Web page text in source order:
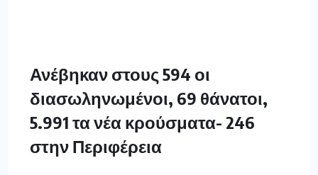
Ανέβηκαν στους 594 οι
διασωληνωμένοι, 69 θάνατοι,
5.991 τα νέα κρούσματα- 246
στην Περιφέρεια